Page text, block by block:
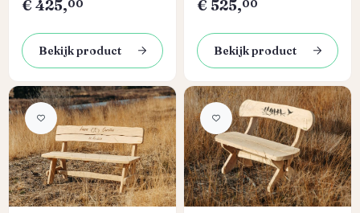
€ 425,00
Bekijk product
€ 525,00
Bekijk product